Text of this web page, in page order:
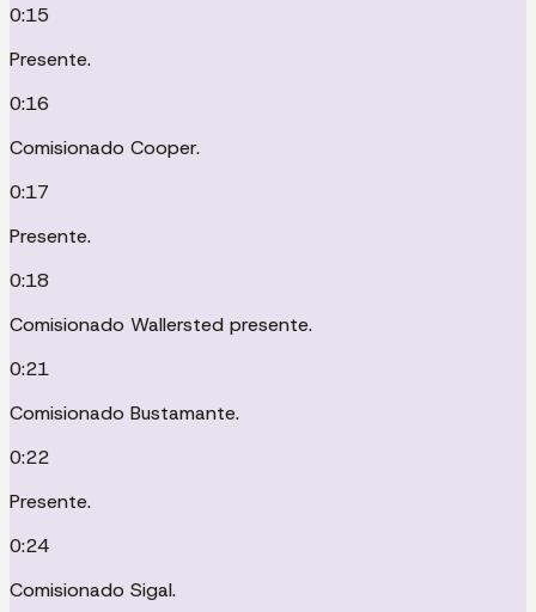
0:15
Presente.
0:16
Comisionado Cooper.
0:17
Presente.
0:18
Comisionado Wallersted presente.
0:21
Comisionado Bustamante.
0:22
Presente.
0:24
Comisionado Sigal.